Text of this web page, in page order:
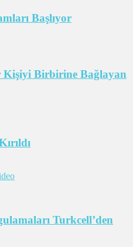
Başlıyor
Birbirine Bağlayan
Turkcell’den